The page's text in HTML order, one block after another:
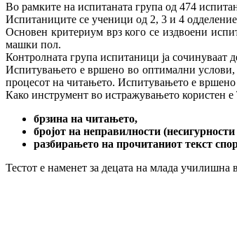
Во рамките на испитаната група од 474
Испитаниците се ученици од 2, 3 и 4
Основен критериум врз кого се издвоени
машки пол.
Контролната група испитаници ја сочинуваат
Испитувањето е вршено во оптимални услови,
процесот на читањето. Испитувањето е вршено
Како инструмент во истражувањето
брзина на читањето,
бројот на неправилности
разбирањето на прочитаниот текст
Тестот е наменет за децата на млада училишна